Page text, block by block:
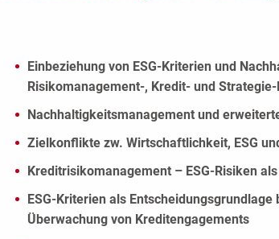
Einbeziehung von ESG-Kriterien und
Risikomanagement-, Kredit- und
Nachhaltigkeitsmanagement und
Zielkonflikte zw. Wirtschaftlichkeit, ESG
Kreditrisikomanagement – ESG-Risiken
ESG-Kriterien als
Überwachung von Kreditengagements